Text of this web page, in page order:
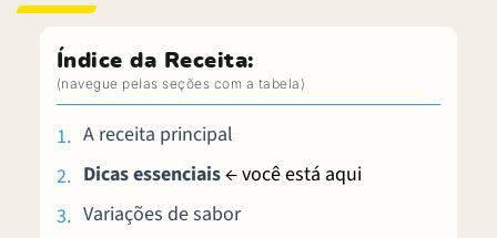
Índice da Receita:
A receita principal
Dicas essenciais← você está aqui
Variações de sabor